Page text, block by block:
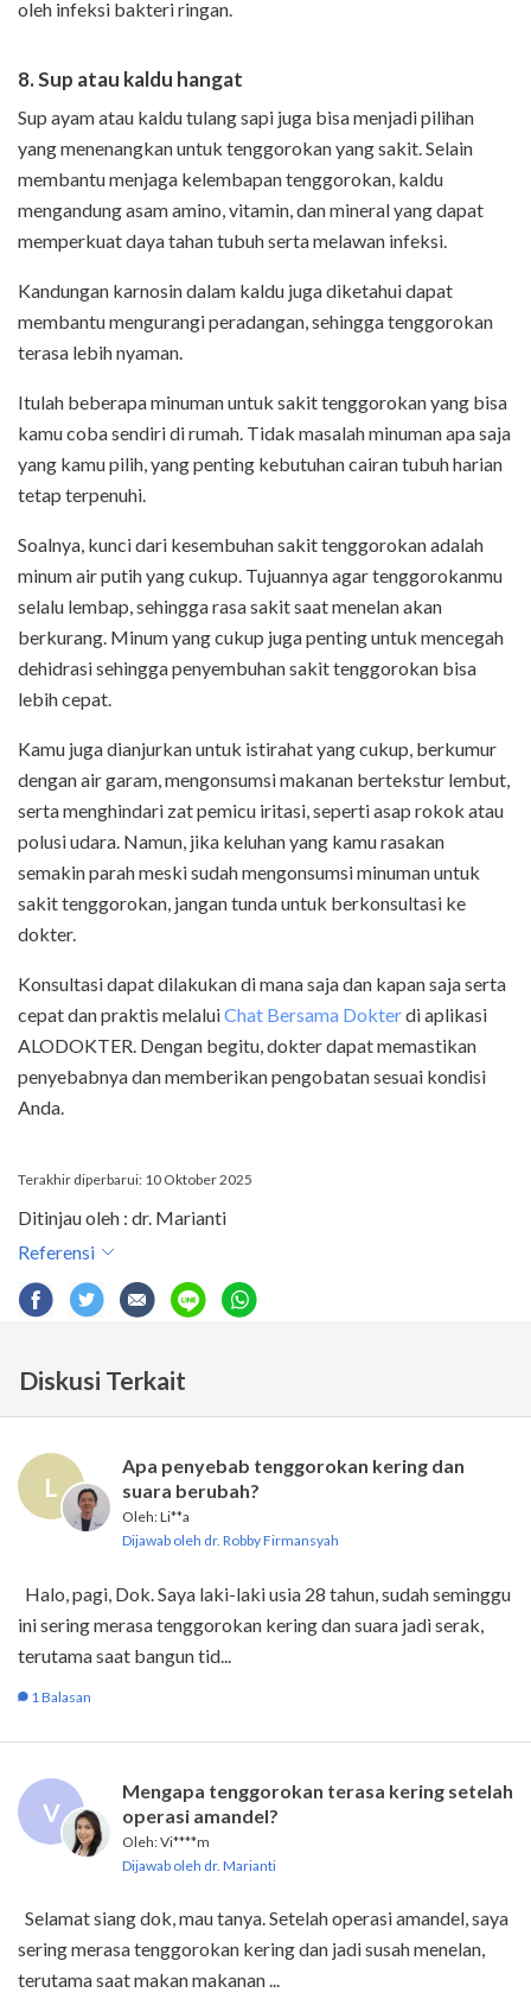
oleh infeksi bakteri ringan.
8. Sup atau kaldu hangat
Sup ayam atau kaldu tulang sapi juga bisa menjadi pilihan
yang menenangkan untuk tenggorokan yang sakit. Selain
membantu menjaga kelembapan tenggorokan, kaldu
mengandung asam amino, vitamin, dan mineral yang dapat
memperkuat daya tahan tubuh serta melawan infeksi.
Kandungan karnosin dalam kaldu juga diketahui dapat
membantu mengurangi peradangan, sehingga tenggorokan
terasa lebih nyaman.
Itulah beberapa minuman untuk sakit tenggorokan yang bisa
kamu coba sendiri di rumah. Tidak masalah minuman apa saja
yang kamu pilih, yang penting kebutuhan cairan tubuh harian
tetap terpenuhi.
Soalnya, kunci dari kesembuhan sakit tenggorokan adalah
minum air putih yang cukup. Tujuannya agar tenggorokanmu
selalu lembap, sehingga rasa sakit saat menelan akan
berkurang. Minum yang cukup juga penting untuk mencegah
dehidrasi sehingga penyembuhan sakit tenggorokan bisa
lebih cepat.
Kamu juga dianjurkan untuk istirahat yang cukup, berkumur
dengan air garam, mengonsumsi makanan bertekstur lembut,
serta menghindari zat pemicu iritasi, seperti asap rokok atau
polusi udara. Namun, jika keluhan yang kamu rasakan
semakin parah meski sudah mengonsumsi minuman untuk
sakit tenggorokan, jangan tunda untuk berkonsultasi ke
dokter.
Konsultasi dapat dilakukan di mana saja dan kapan saja serta
cepat dan praktis melaluiChat Bersama Dokterdi aplikasi
ALODOKTER. Dengan begitu, dokter dapat memastikan
penyebabnya dan memberikan pengobatan sesuai kondisi
Anda.
Terakhir diperbarui: 10 Oktober 2025